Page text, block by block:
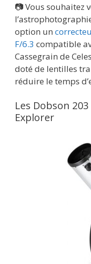
📷 Vous souhaitez
option un
F/6.3 compatible
Cassegrain de
doté de lentilles
réduire le temps
Les Dobson
Explorer